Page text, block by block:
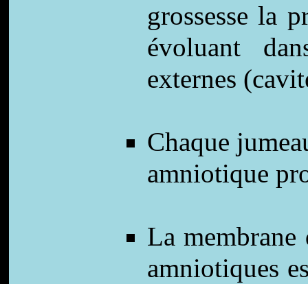
grossesse la
évoluant
externes
Chaque
amniotique
La membrane
amniotiques